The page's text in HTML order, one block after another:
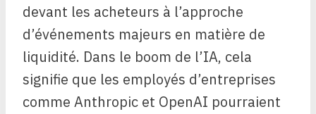
devant les acheteurs à l’approche
d’événements majeurs en matière de
liquidité. Dans le boom de l’IA, cela
signifie que les employés d’entreprises
comme Anthropic et OpenAI pourraient